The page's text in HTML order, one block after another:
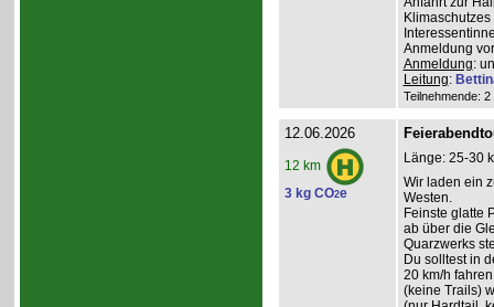
Anmeldung
Anmeldung:
Leitung:
Teilnehmende:
12.06.2026
12 km
3 kg CO2e
Länge: 25-30
Wir laden ein
Westen.
Feinste glatte
ab über die
Quarzwerks
Du solltest in
20 km/h
(keine Trails)